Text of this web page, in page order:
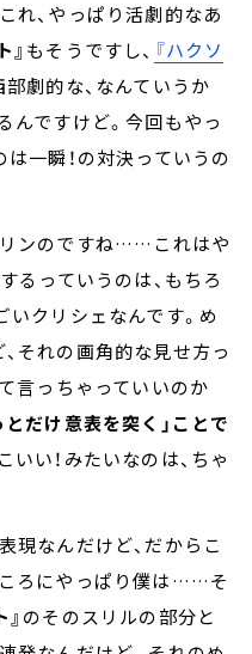
、やっぱり活劇的なあ
』 もそうですし、 『ハクソ
劇的な、なんていうか
んですけど。今回もやっ
は一瞬！の対決っていうの
リンのですね……これはや
るっていうのは、もちろ
いクリシェなんです。め
それの画角的な見せ方っ
言っちゃっていいのか
とだけ意表を突く」ことで
いい！みたいなのは、ちゃ
現なんだけど、だからこ
ころにやっぱり僕は……そ
のそのスリルの部分と